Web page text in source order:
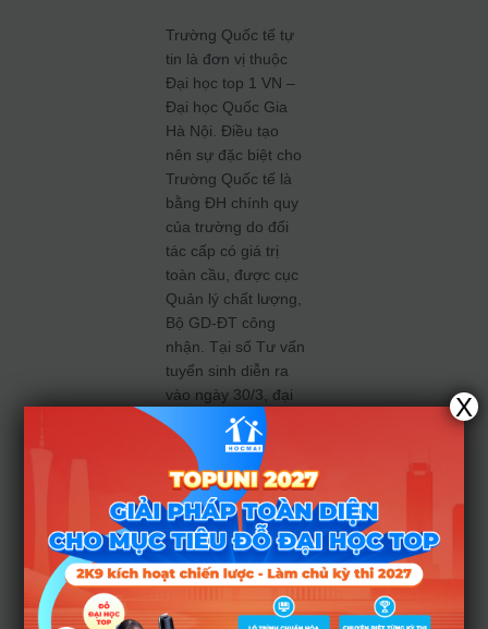
Trường Quốc tế tự
tin là đơn vị thuộc
Đại học top 1 VN –
Đại học Quốc Gia
Hà Nội. Điều tạo
nên sự đặc biệt cho
Trường Quốc tế là
bằng ĐH chính quy
của trường do đối
tác cấp có giá trị
toàn cầu, được cục
Quản lý chất lượng,
Bộ GD-ĐT công
nhận. Tại số Tư vấn
tuyển sinh diễn ra
vào ngày 30/3, đại
diện trường Quốc tế
– ĐHQGHN đã có
những chia sẻ:
Năm 2023, trường
Quốc tế dự kiến sẽ
có tổng 1760 chỉ
tiêu và trong đó
1400 chỉ tiêu đại
X